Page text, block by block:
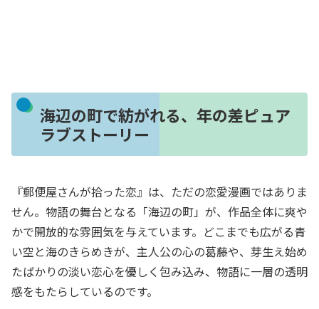
海辺の町で紡がれる、年の差ピュア
ラブストーリー
『郵便屋さんが拾った恋』は、ただの恋愛漫画ではありま
せん。物語の舞台となる「海辺の町」が、作品全体に爽や
かで開放的な雰囲気を与えています。どこまでも広がる青
い空と海のきらめきが、主人公の心の葛藤や、芽生え始め
たばかりの淡い恋心を優しく包み込み、物語に一層の透明
感をもたらしているのです。